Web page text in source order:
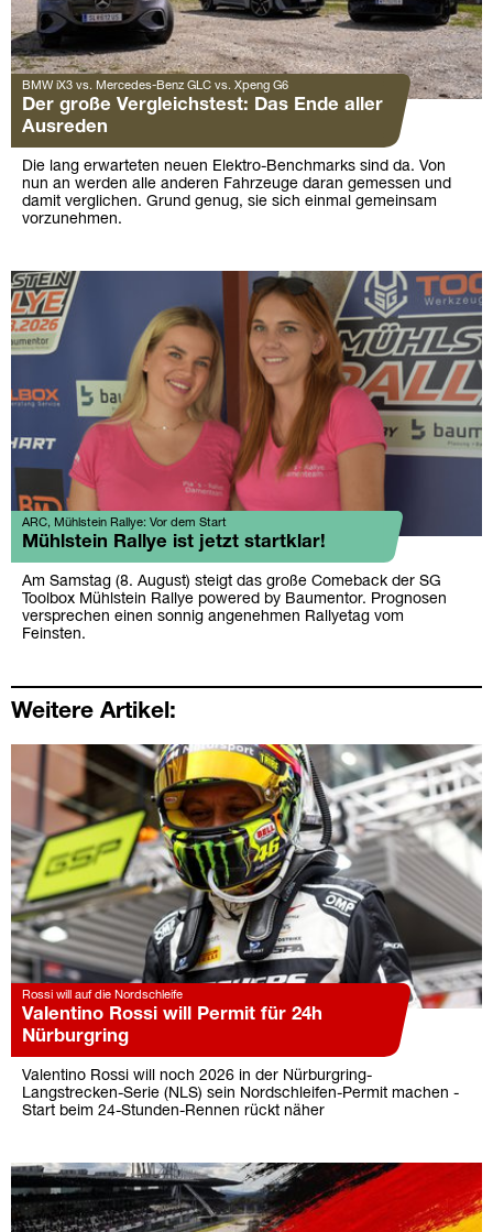
BMW iX3 vs. Mercedes-Benz GLC vs. Xpeng G6
Der große Vergleichstest: Das Ende aller
Ausreden
Die lang erwarteten neuen Elektro-Benchmarks sind da. Von
nun an werden alle anderen Fahrzeuge daran gemessen und
damit verglichen. Grund genug, sie sich einmal gemeinsam
vorzunehmen.
ARC, Mühlstein Rallye: Vor dem Start
Mühlstein Rallye ist jetzt startklar!
Am Samstag (8. August) steigt das große Comeback der SG
Toolbox Mühlstein Rallye powered by Baumentor. Prognosen
versprechen einen sonnig angenehmen Rallyetag vom
Feinsten.
Weitere Artikel:
Rossi will auf die Nordschleife
Valentino Rossi will Permit für 24h
Nürburgring
Valentino Rossi will noch 2026 in der Nürburgring-
Langstrecken-Serie (NLS) sein Nordschleifen-Permit machen -
Start beim 24-Stunden-Rennen rückt näher